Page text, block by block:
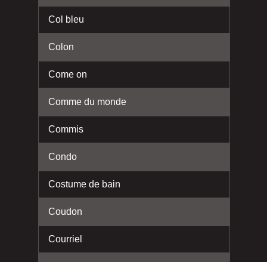
Col bleu
Colon
Come on
Comme du monde
Commis
Condo
Costume de bain
Coudon
Courriel